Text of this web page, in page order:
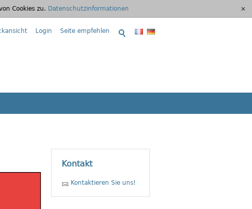
Cookies zu. Datenschutzinformationen [x]
Login Seite empfehlen
Kontakt
Kontaktieren Sie uns!